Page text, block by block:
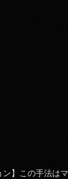
】この手法は